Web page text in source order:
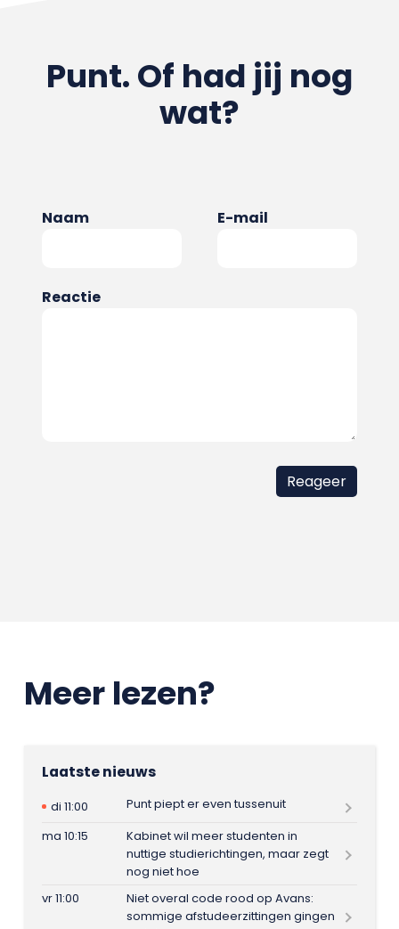
Punt. Of had jij nog
wat?
Naam E-mail
Reactie
Meer lezen?
Laatste nieuws
di 11:00
Punt piept er even tussenuit
ma 10:15
Kabinet wil meer studenten in
nuttige studierichtingen, maar zegt
nog niet hoe
vr 11:00
Niet overal code rood op Avans:
sommige afstudeerzittingen gingen